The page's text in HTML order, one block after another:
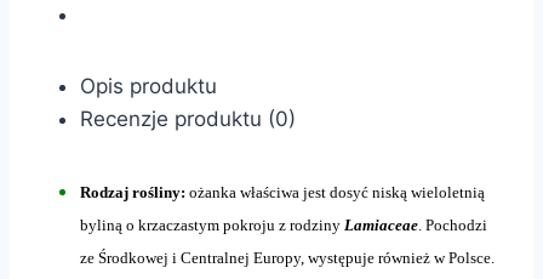
Opis produktu
Recenzje produktu (0)
Rodzaj rośliny: ożanka właściwa jest dosyć niską wieloletnią
byliną o krzaczastym pokroju z rodziny Lamiaceae . Pochodzi
ze Środkowej i Centralnej Europy, występuje również w Polsce.